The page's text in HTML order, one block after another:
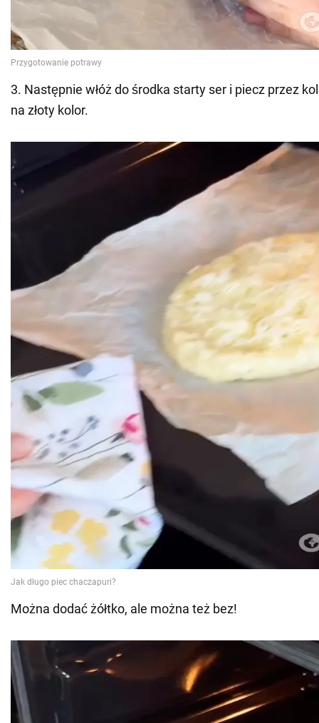
3. Następnie włóż do środka starty ser i piecz przez
na złoty kolor.
Można dodać żółtko, ale można też bez!